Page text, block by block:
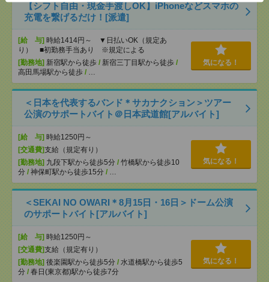
【シフト自由・現金手渡しOK】iPhoneなどスマホの
充電を繋げるだけ！[派遣]
[給 与] 時給1414円～ ▼日払いOK（規定あ
り） ■初勤務手当あり ※規定による
[勤務地] 新宿駅から徒歩 / 新宿三丁目駅から徒歩 /
高田馬場駅から徒歩 / …
気になる！
＜日本を代表するバンド＊サカナクション＞ツアー
公演のサポートバイト＠日本武道館[アルバイト]
[給 与] 時給1250円～
[交通費]支給（規定有り）
[勤務地] 九段下駅から徒歩5分 / 竹橋駅から徒歩10
分 / 神保町駅から徒歩15分 / …
気になる！
＜SEKAI NO OWARI＊8月15日・16日＞ドーム公演
のサポートバイト[アルバイト]
[給 与] 時給1250円～
[交通費]支給（規定有り）
[勤務地] 後楽園駅から徒歩5分 / 水道橋駅から徒歩5
分 / 春日(東京都)駅から徒歩7分
気になる！